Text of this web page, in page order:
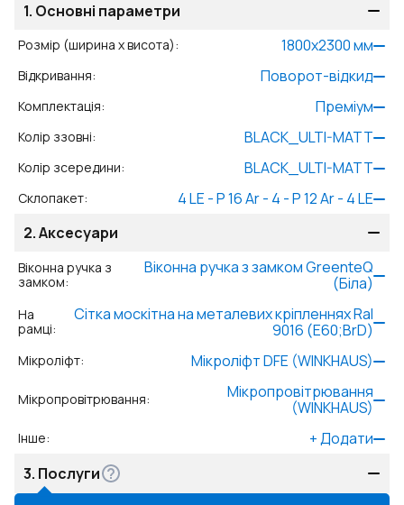
1. Основні параметри
Розмір (ширина x висота): 1800x2300мм
Відкривання: Поворот-відкид
Комплектація: Преміум
Колір ззовні: BLACK_ULTI-MATT
Колір зсередини: BLACK_ULTI-MATT
Склопакет:
4 LE - P 16 Ar - 4 - P 12 Ar - 4 LE
2.Аксесуари
Віконна ручка з
замком:
Віконна ручка з замком GreenteQ
(Біла)
На
рамці:
Сітка москітна на металевих кріпленнях Ral
9016 (Е60;BrD)
Мікроліфт: Мікроліфт DFE (WINKHAUS)
Мікропровітрювання:
Мікропровітрювання
(WINKHAUS)
Інше: +Додати
3. Послуги